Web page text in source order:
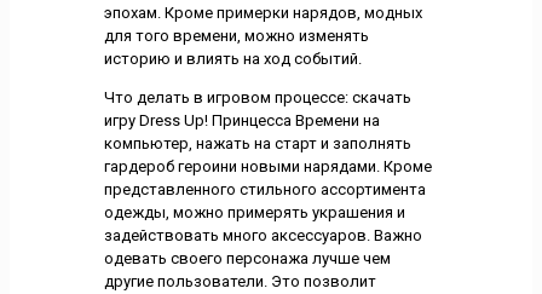
эпохам. Кроме примерки нарядов, модных
для того времени, можно изменять
историю и влиять на ход событий.
Что делать в игровом процессе: скачать
игру Dress Up! Принцесса Времени на
компьютер, нажать на старт и заполнять
гардероб героини новыми нарядами. Кроме
представленного стильного ассортимента
одежды, можно примерять украшения и
задействовать много аксессуаров. Важно
одевать своего персонажа лучше чем
другие пользователи. Это позволит